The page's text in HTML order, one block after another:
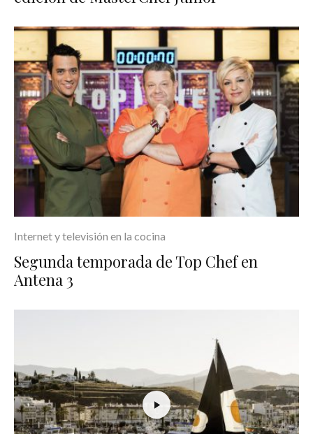
Internet y televisión en la cocina
Segunda temporada de Top Chef en
Antena 3